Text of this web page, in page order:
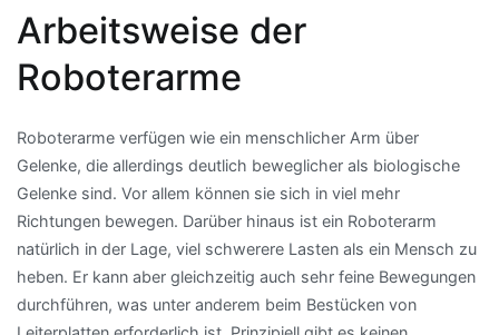
Arbeitsweise der
Roboterarme
Roboterarme verfügen wie ein menschlicher Arm über
Gelenke, die allerdings deutlich beweglicher als biologische
Gelenke sind. Vor allem können sie sich in viel mehr
Richtungen bewegen. Darüber hinaus ist ein Roboterarm
natürlich in der Lage, viel schwerere Lasten als ein Mensch zu
heben. Er kann aber gleichzeitig auch sehr feine Bewegungen
durchführen, was unter anderem beim Bestücken von